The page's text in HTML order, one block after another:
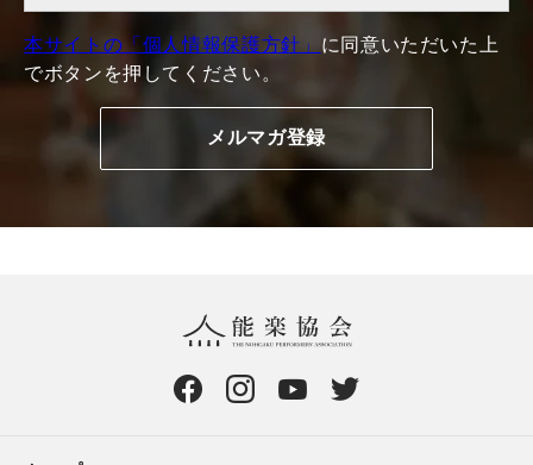
本サイトの「個人情報保護方針」 に同意いただいた上
でボタンを押してください。